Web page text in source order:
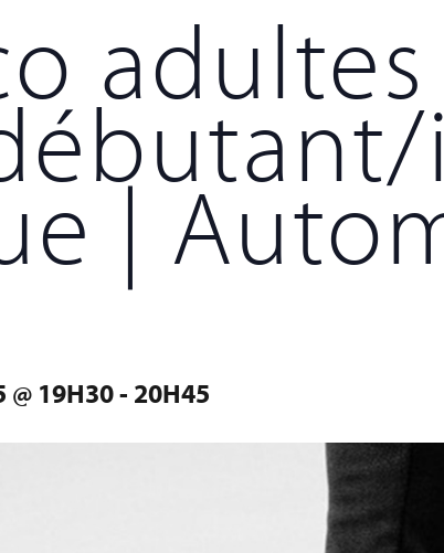
|
@ 19H30- 20H45